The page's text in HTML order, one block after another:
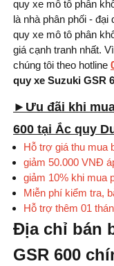
quy xe mô tô phân
là nhà phân phối -
quy xe mô tô phân
giá cạnh tranh nhất.
chúng tôi theo hotline
quy xe Suzuki GSR
►Ưu đãi khi
600 tại Ắc quy
Hỗ trợ giá thu mua
giảm 50.000 VNĐ
giảm 10% khi mua
Miễn phí kiểm tra,
Hỗ trợ thêm 01
Địa chỉ bán
GSR 600